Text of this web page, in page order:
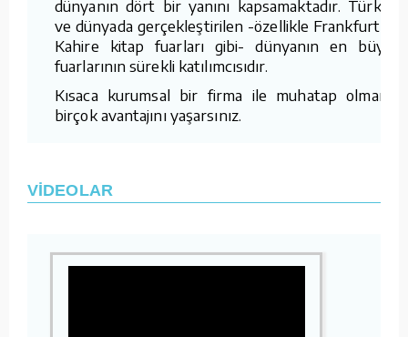
dünyanın dört bir yanını kapsamaktadır. Türkiye
ve dünyada gerçekleştirilen -özellikle Frankfurt ve
Kahire kitap fuarları gibi- dünyanın en büyük
fuarlarının sürekli katılımcısıdır.
Kısaca kurumsal bir firma ile muhatap olmanın
birçok avantajını yaşarsınız.
VİDEOLAR